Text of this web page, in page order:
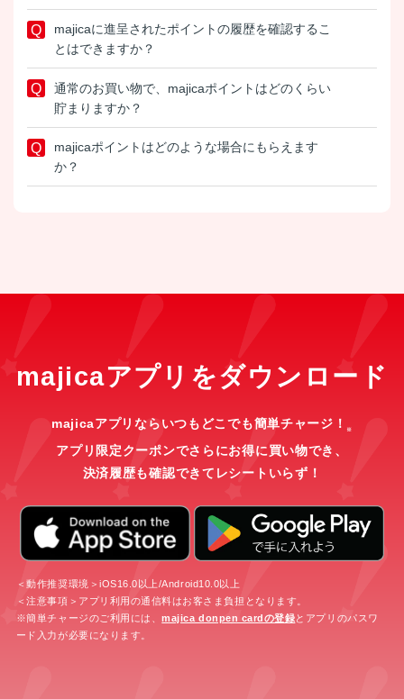
majicaに進呈されたポイントの履歴を確認するこ
とはできますか？
通常のお買い物で、majicaポイントはどのくらい
貯まりますか？
majicaポイントはどのような場合にもらえます
か？
majicaアプリをダウンロード
majicaアプリならいつもどこでも簡単チャージ！ ※
アプリ限定クーポンでさらにお得に買い物でき、
決済履歴も確認できてレシートいらず！
＜動作推奨環境＞iOS16.0以上/Android10.0以上
＜注意事項＞アプリ利用の通信料はお客さま負担となります。
※簡単チャージのご利用には、majica donpen cardの登録とアプリのパスワ
ード入力が必要になります。